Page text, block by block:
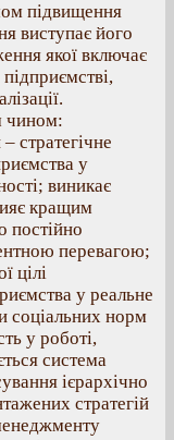
підвищення
виступає його
якої включає
чином:
стратегічне
у
виникає
кращим
постійно
перевагою;
цілі
у реальне
соціальних норм
у роботі,
система
ієрархічно
стратегій